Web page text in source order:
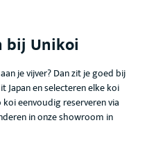
bij Unikoi
je vijver? Dan zit je goed bij
en selecteren elke koi
koieenvoudig reserveren via
in onze showroom in